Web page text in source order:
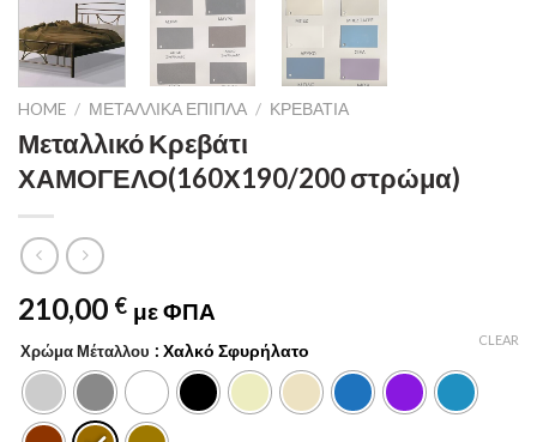
HOME / ΜΕΤΑΛΛΙΚΆ ΈΠΙΠΛΑ / ΚΡΕΒΆΤΙΑ
Μεταλλικό Κρεβάτι
ΧΑΜΟΓΕΛΟ(160Χ190/200 στρώμα)
210,00 € με ΦΠΑ
Χρώμα Μέταλλου : Χαλκό Σφυρήλατο
CLEAR